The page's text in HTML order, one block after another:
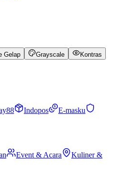
Gelap Grayscale Kontras
Indopos
E-masku
Event & Acara
Kuliner &